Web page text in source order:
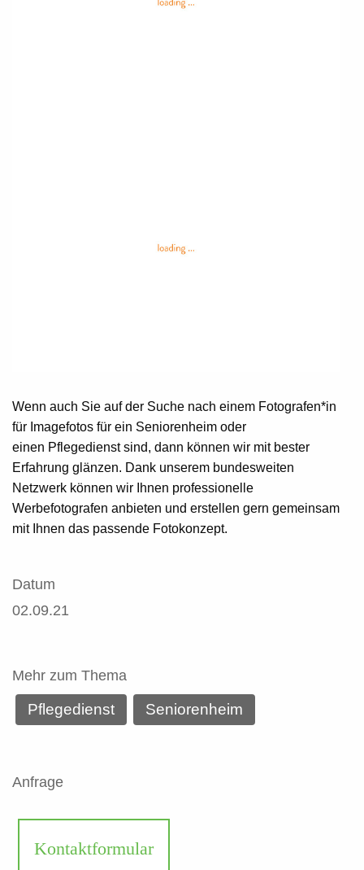
Wenn auch Sie auf der Suche nach einem Fotografen*in
für Imagefotos für ein Seniorenheim oder
einen Pflegedienstsind, dann können wir mit bester
Erfahrung glänzen. Dank unserem bundesweiten
Netzwerk können wir Ihnen professionelle
Werbefotografen anbieten und erstellen gern gemeinsam
mit Ihnen das passende Fotokonzept.
Datum
02.09.21
Mehr zum Thema
Pflegedienst Seniorenheim
Anfrage
Kontaktformular